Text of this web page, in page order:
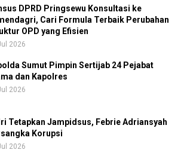
DPRD Pringsewu Konsultasi ke
Cari Formula Terbaik Perubahan
OPD yang Efisien
2026
Sumut Pimpin Sertijab 24 Pejabat
dan Kapolres
2026
Tetapkan Jampidsus, Febrie Adriansyah
Korupsi
2026